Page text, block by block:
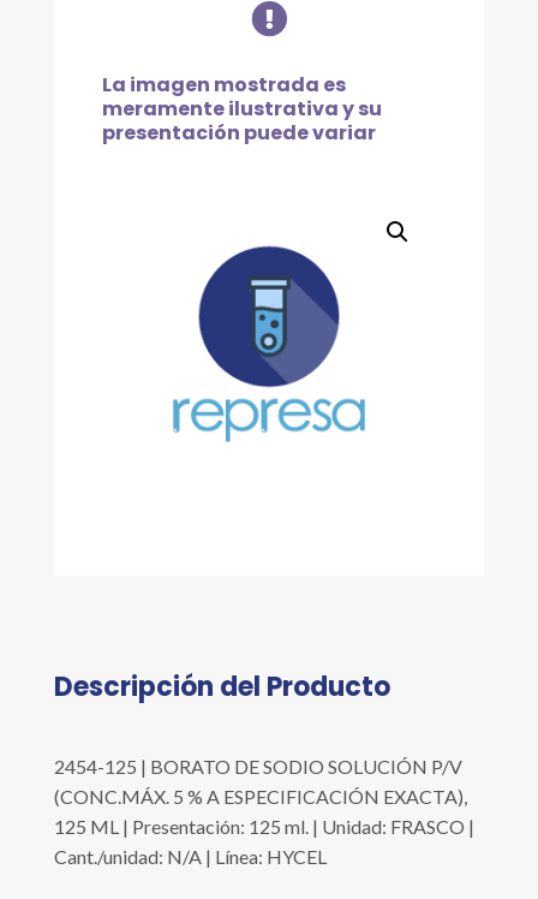
ESPECIFICACIÓN
EXACTA),
125

La imagen mostrada es
meramente ilustrativa y su
presentación puede variar
Descripción del Producto
2454-125 | BORATO DE SODIO SOLUCIÓN P/V
(CONC.MÁX. 5 % A ESPECIFICACIÓN EXACTA),
125 ML | Presentación: 125 ml. | Unidad: FRASCO |
Cant./unidad: N/A | Línea: HYCEL